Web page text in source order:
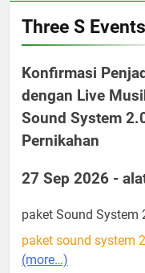
Three S Events
Konfirmasi
dengan Live
Sound System
Pernikahan
27 Sep 2026 -
paket Sound System
paket sound system
(more…)